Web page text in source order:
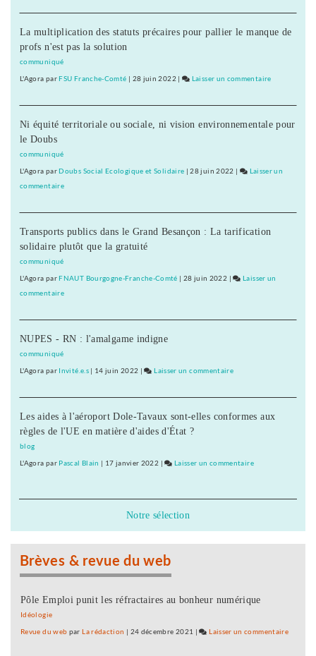
que
le
La multiplication des statuts précaires pour pallier le manque de
profs n'est pas la solution
communiqué
L'Agora parFSU Franche-Comté | 28 juin 2022 | Laisser un commentaire
que
le
Ni équité territoriale ou sociale, ni vision environnementale pour
le Doubs
communiqué
L'Agora parDoubs Social Ecologique et Solidaire |28 juin 2022 |
Laisser un
commentaireon
que
le
taylorisme
Transports publics dans le Grand Besançon : La tarification
solidaire plutôt que la gratuité
communiqué
L'Agora parFNAUT Bourgogne-Franche-Comté | 28 juin 2022 |
Laisser un
commentaireon
que
le
NUPES - RN : l'amalgame indigne
communiqué
L'Agora par Invité.e.s| 14 juin 2022 | Laisser un commentaire
que
le
Les aides à l'aéroport Dole-Tavaux sont-elles conformes aux
règles de l'UE en matière d'aides d'État ?
blog
L'Agora par Pascal Blain | 17 janvier 2022 | Laisser un commentaireon
Notre sélection
Brèves & revue du web
Pôle Emploi punit les réfractaires au bonheur numérique
Idéologie
Revue du web parLa rédaction | 24 décembre 2021 | Laisser un commentaire